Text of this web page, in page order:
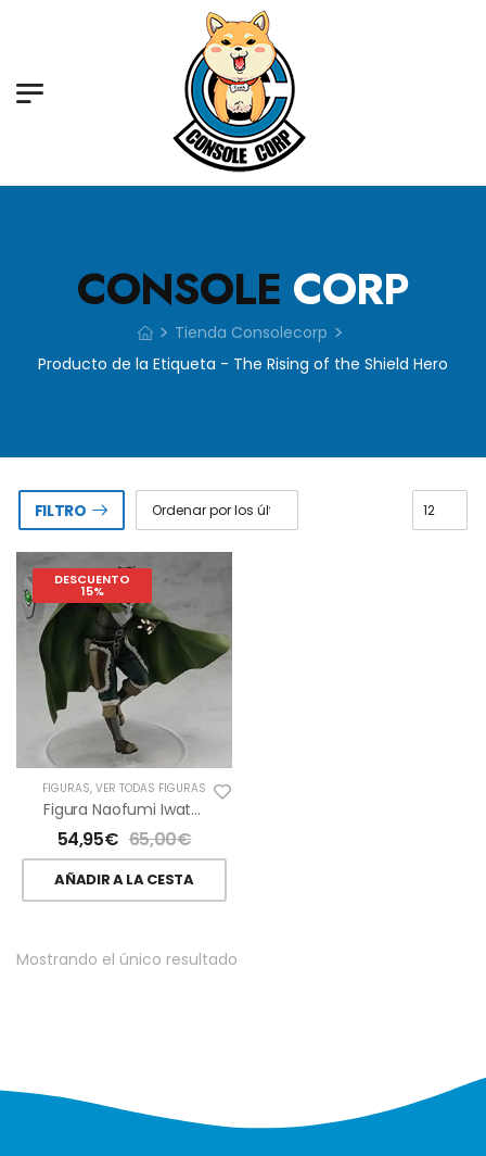
CONSOLE CORP
> Tienda Consolecorp >
Producto de la Etiqueta - The Rising of the Shield Hero
FILTRO
DESCUENTO
15%
FIGURAS, VER TODAS FIGURAS
Figura Naofumi Iwatani The Rising Of The Shield Hero
54,95€ 65,00€
AÑADIR A LA CESTA
Mostrando el único resultado